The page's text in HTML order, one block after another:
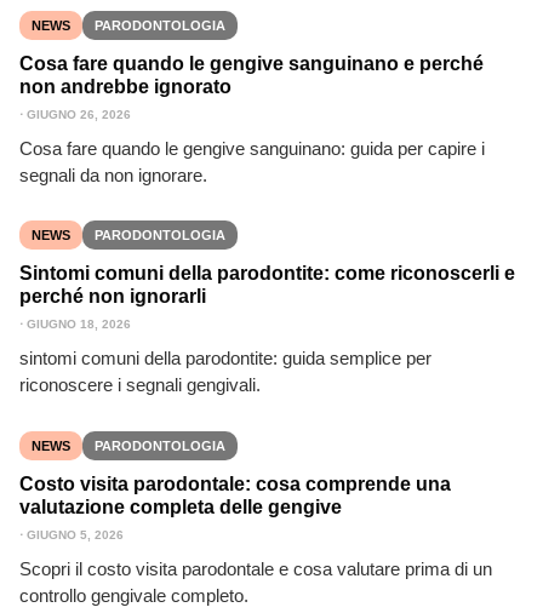
NEWS PARODONTOLOGIA
Cosa fare quando le gengive sanguinano e perché
non andrebbe ignorato
⋅ GIUGNO 26, 2026
Cosa fare quando le gengive sanguinano: guida per capire i
segnali da non ignorare.
NEWS PARODONTOLOGIA
Sintomi comuni della parodontite: come riconoscerli e
perché non ignorarli
⋅ GIUGNO 18, 2026
sintomi comuni della parodontite: guida semplice per
riconoscere i segnali gengivali.
NEWS PARODONTOLOGIA
Costo visita parodontale: cosa comprende una
valutazione completa delle gengive
⋅ GIUGNO 5, 2026
Scopri il costo visita parodontale e cosa valutare prima di un
controllo gengivale completo.